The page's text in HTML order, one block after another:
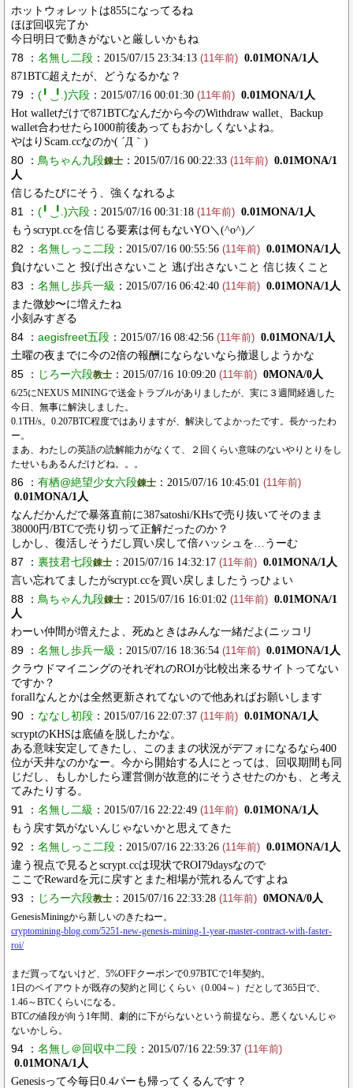
ホットウォレットは855になってるね
ほぼ回収完了か
今日明日で動きがないと厳しいかもね
78 ： 名無し二段 ：2015/07/15 23:34:13 (11年前) 0.01MONA/1人
871BTC超えたが、どうなるかな？
79 ： (╹ ͜ ╹.)六段 ：2015/07/16 00:01:30 (11年前) 0.01MONA/1人
Hot walletだけで871BTCなんだから今のWithdraw wallet、Backup
wallet合わせたら1000前後あってもおかしくないよね。
やはりScam.ccなのか( ´Д｀)
80 ： 鳥ちゃん九段錬士 ：2015/07/16 00:22:33 (11年前) 0.01MONA/1
人
信じるたびにそう、強くなれるよ
81 ： (╹ ͜ ╹.)六段 ：2015/07/16 00:31:18 (11年前) 0.01MONA/1人
もうscrypt.ccを信じる要素は何もないYO＼(^o^)／
82 ： 名無しっこ二段 ：2015/07/16 00:55:56 (11年前) 0.01MONA/1人
負けないこと 投げ出さないこと 逃げ出さないこと 信じ抜くこと
83 ： 名無し歩兵一級 ：2015/07/16 06:42:40 (11年前) 0.01MONA/1人
また微妙〜に増えたね
小刻みすぎる
84 ： aegisfreet五段 ：2015/07/16 08:42:56 (11年前) 0.01MONA/1人
土曜の夜までに今の2倍の報酬にならないなら撤退しようかな
85 ： じろー六段教士 ：2015/07/16 10:09:20 (11年前) 0MONA/0人
6/25にNEXUS MININGで送金トラブルがありましたが、実に３週間経過した
今日、無事に解決しました。
0.1TH/s。0.207BTC程度ではありますが、解決してよかったです。長かったわ
ー。
まあ、わたしの英語の読解能力がなくて、２回くらい意味のないやりとりをし
たせいもあるんだけどね。。。
86 ： 有栖@絶望少女六段錬士 ：2015/07/16 10:45:01 (11年前)
0.01MONA/1人
なんだかんだで暴落直前に387satoshi/KHsで売り抜いてそのまま
38000円/BTCで売り切って正解だったのか？
しかし、復活しそうだし買い戻して倍ハッシュを…うーむ
87 ： 裏技君七段錬士 ：2015/07/16 14:32:17 (11年前) 0.01MONA/1人
言い忘れてましたがscrypt.ccを買い戻しましたうっひょい
88 ： 鳥ちゃん九段錬士 ：2015/07/16 16:01:02 (11年前) 0.01MONA/1
人
わーい仲間が増えたよ、死ぬときはみんな一緒だよ(ニッコリ
89 ： 名無し歩兵一級 ：2015/07/16 18:36:54 (11年前) 0.01MONA/1人
クラウドマイニングのそれぞれのROIが比較出来るサイトってない
ですか？
forallなんとかは全然更新されてないので他あればお願いします
90 ： ななし初段 ：2015/07/16 22:07:37 (11年前) 0.01MONA/1人
scryptのKHSは底値を脱したかな。
ある意味安定してきたし、このままの状況がデフォになるなら400
位が天井なのかなー。今から開始する人にとっては、回収期間も同
じだし、もしかしたら運営側が故意的にそうさせたのかも、と考え
てみたりする。
91 ： 名無し二級 ：2015/07/16 22:22:49 (11年前) 0.01MONA/1人
もう戻す気がないんじゃないかと思えてきた
92 ： 名無しっこ二段 ：2015/07/16 22:33:26 (11年前) 0.01MONA/1人
違う視点で見るとscrypt.ccは現状でROI79daysなので
ここでRewardを元に戻すとまた相場が荒れるんですよね
93 ： じろー六段教士 ：2015/07/16 22:33:28 (11年前) 0MONA/0人
GenesisMiningから新しいのきたねー。
cryptomining-blog.com/5251-new-genesis-mining-1-year-master-contract-with-faster-
roi/
まだ買ってないけど、5%OFFクーポンで0.97BTCで1年契約。
1日のペイアウトが既存の契約と同じくらい（0.004～）だとして365日で、
1.46～BTCくらいになる。
BTCの値段が向う1年間、劇的に下がらないという前提なら。悪くないんじゃ
ないかしら。
94 ： 名無し＠回収中二段 ：2015/07/16 22:59:37 (11年前)
0.01MONA/1人
Genesisって今毎日0.4パーも帰ってくるんです？